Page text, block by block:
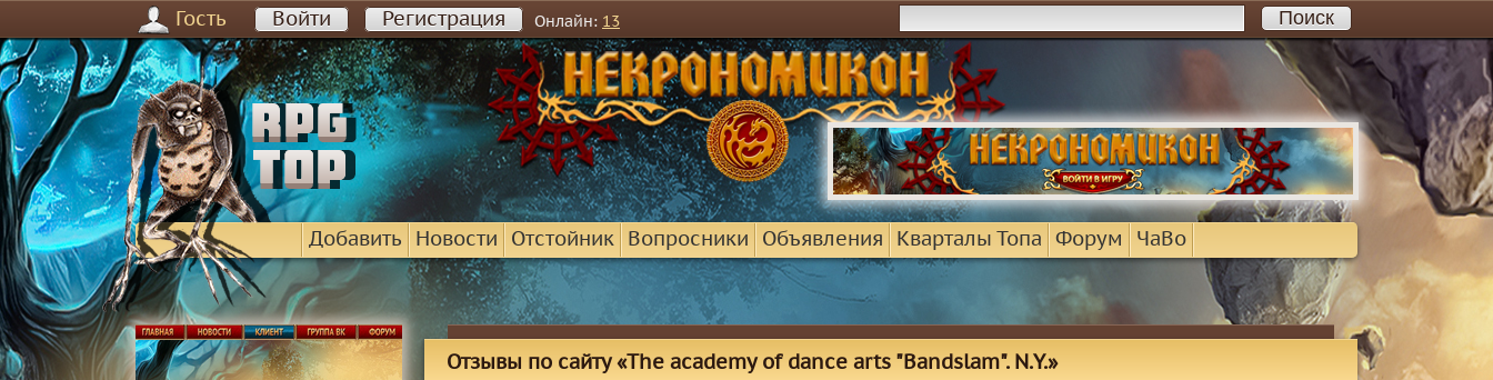
Гость Войти Регистрация Онлайн: 13
Добавить Новости Отстойник Вопросники Объявления Кварталы Топа Форум ЧаВо
Отзывы по сайту «The academy of dance arts "Bandslam". N.Y.»